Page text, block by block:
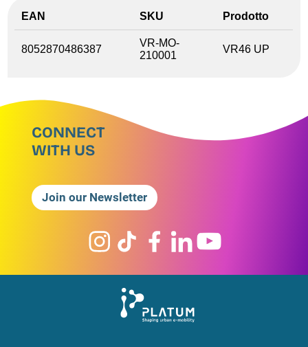
EAN SKU Prodotto
8052870486387
VR-MO-
210001
VR46 UP
CONNECT
WITH US
Join our Newsletter